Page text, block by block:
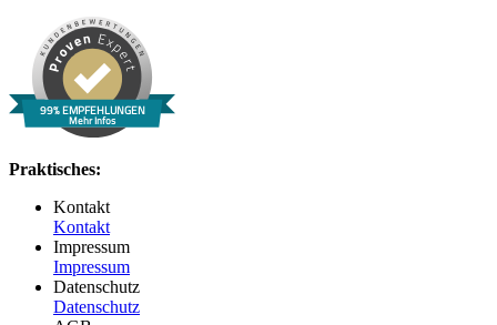
99% EMPFEHLUNGEN
Mehr Infos
Praktisches:
Kontakt
Kontakt
Impressum
Impressum
Datenschutz
Datenschutz